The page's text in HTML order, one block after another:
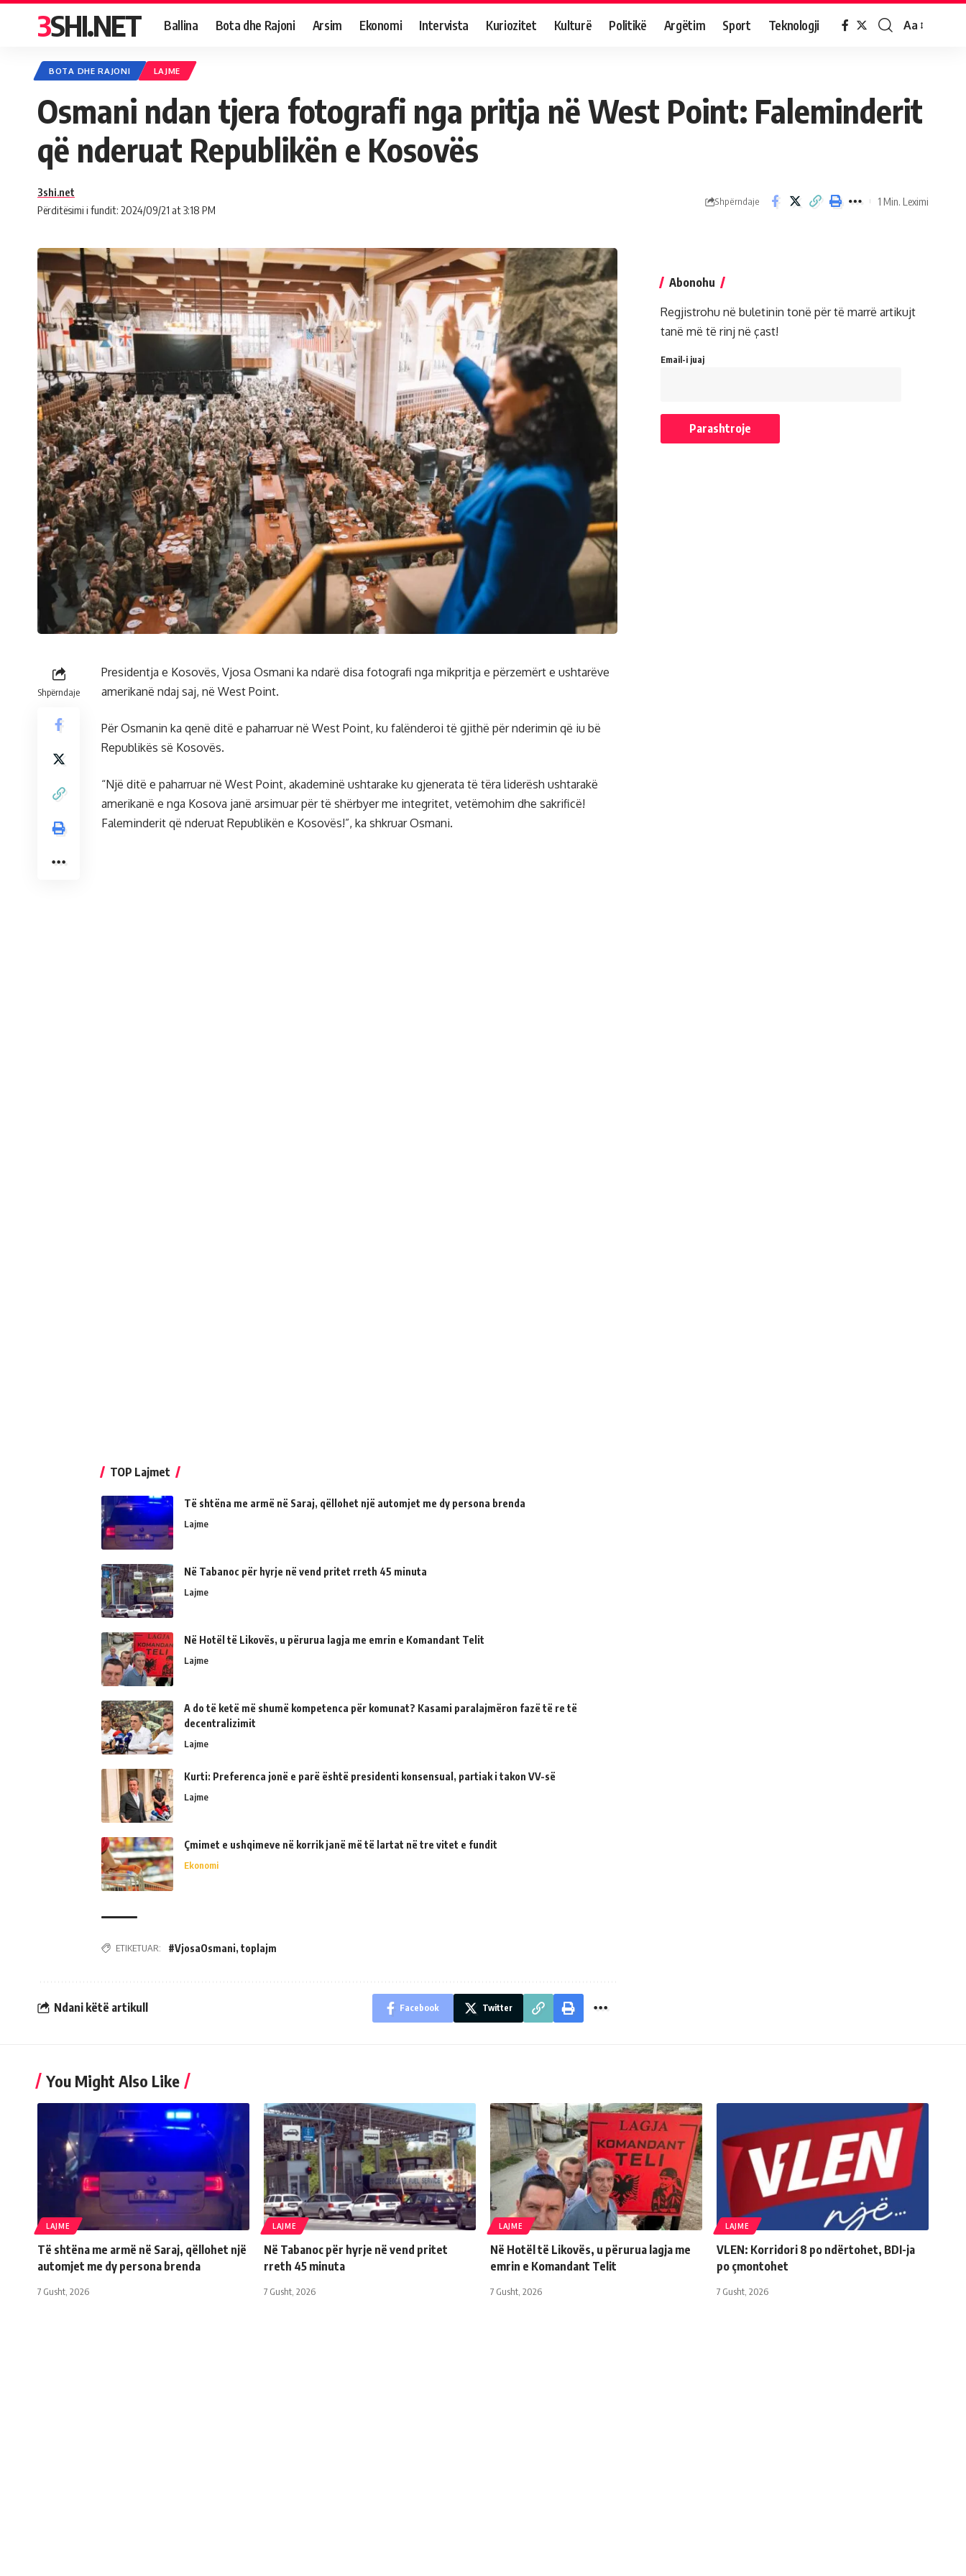
3SHI.NET Ballina Bota dhe Rajoni Arsim Ekonomi Intervista Kuriozitet Kulturë Politikë Argëtim Sport Teknologji Aa
BOTA DHE RAJONI LAJME
Osmani ndan tjera fotografi nga pritja në West Point: Faleminderit
që nderuat Republikën e Kosovës
Përditësimi i fundit: 2024/09/21 at 3:18 PM
3shi.net
Shpërndaje 1 Min. Leximi
Shpërndaje
Presidentja e Kosovës, Vjosa Osmani ka ndarë disa fotografi nga mikpritja e përzemërt e ushtarëve
amerikanë ndaj saj, në West Point.
Për Osmanin ka qenë ditë e paharruar në West Point, ku falënderoi të gjithë për nderimin që iu bë
Republikës së Kosovës.
“Një ditë e paharruar në West Point, akademinë ushtarake ku gjenerata të tëra liderësh ushtarakë
amerikanë e nga Kosova janë arsimuar për të shërbyer me integritet, vetëmohim dhe sakrificë!
Faleminderit që nderuat Republikën e Kosovës!”, ka shkruar Osmani.
TOP Lajmet
Të shtëna me armë në Saraj, qëllohet një automjet me dy persona brenda
Lajme
Në Tabanoc për hyrje në vend pritet rreth 45 minuta
Lajme
Në Hotël të Likovës, u përurua lagja me emrin e Komandant Telit
Lajme
A do të ketë më shumë kompetenca për komunat? Kasami paralajmëron fazë të re të
decentralizimit
Lajme
Kurti: Preferenca jonë e parë është presidenti konsensual, partiak i takon VV-së
Lajme
Çmimet e ushqimeve në korrik janë më të lartat në tre vitet e fundit
Ekonomi
ETIKETUAR: #VjosaOsmani, toplajm
Ndani këtë artikull Facebook Twitter
Abonohu
Regjistrohu në buletinin tonë për të marrë artikujt
tanë më të rinj në çast!
Email-i juaj
You Might Also Like
LAJME
Të shtëna me armë në Saraj, qëllohet një
automjet me dy persona brenda
7 Gusht, 2026
LAJME
Në Tabanoc për hyrje në vend pritet
rreth 45 minuta
7 Gusht, 2026
LAJME
Në Hotël të Likovës, u përurua lagja me
emrin e Komandant Telit
7 Gusht, 2026
LAJME
VLEN: Korridori 8 po ndërtohet, BDI-ja
po çmontohet
7 Gusht, 2026